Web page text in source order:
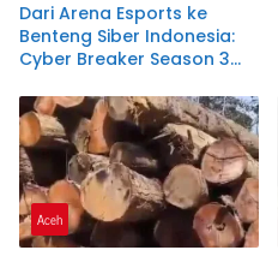
Dari Arena Esports ke
Benteng Siber Indonesia:
Cyber Breaker Season 3
Etis Penjaga Negeri
Aceh